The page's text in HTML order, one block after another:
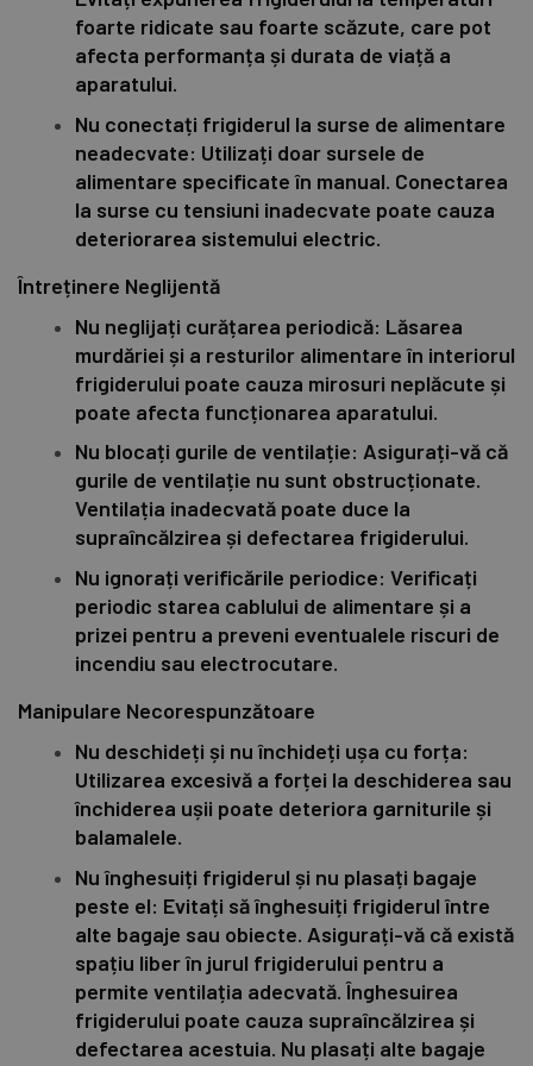
foarte ridicate sau foarte scăzute, care pot
afecta performanța și durata de viață a
aparatului.
Nu conectați frigiderul la surse de alimentare
neadecvate: Utilizați doar sursele de
alimentare specificate în manual. Conectarea
la surse cu tensiuni inadecvate poate cauza
deteriorarea sistemului electric.
Întreținere Neglijentă
Nu neglijați curățarea periodică: Lăsarea
murdăriei și a resturilor alimentare în interiorul
frigiderului poate cauza mirosuri neplăcute și
poate afecta funcționarea aparatului.
Nu blocați gurile de ventilație: Asigurați-vă că
gurile de ventilație nu sunt obstrucționate.
Ventilația inadecvată poate duce la
supraîncălzirea și defectarea frigiderului.
Nu ignorați verificările periodice: Verificați
periodic starea cablului de alimentare și a
prizei pentru a preveni eventualele riscuri de
incendiu sau electrocutare.
Manipulare Necorespunzătoare
Nu deschideți și nu închideți ușa cu forța:
Utilizarea excesivă a forței la deschiderea sau
închiderea ușii poate deteriora garniturile și
balamalele.
Nu înghesuiți frigiderul și nu plasați bagaje
peste el: Evitați să înghesuiți frigiderul între
alte bagaje sau obiecte. Asigurați-vă că există
spațiu liber în jurul frigiderului pentru a
permite ventilația adecvată. Înghesuirea
frigiderului poate cauza supraîncălzirea și
defectarea acestuia. Nu plasați alte bagaje